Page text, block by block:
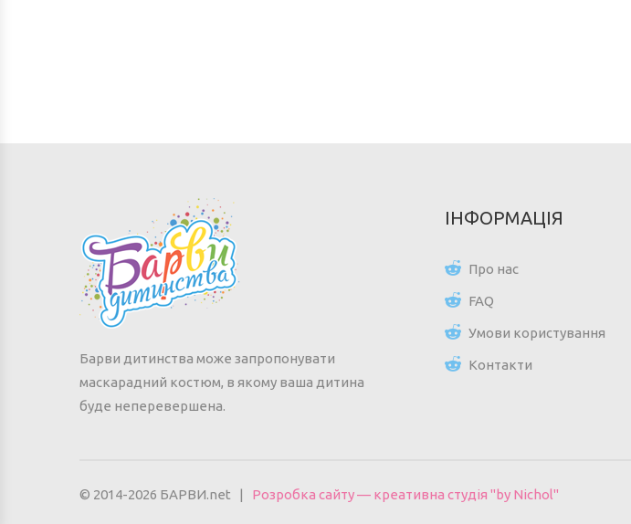
Барви дитинства може запропонувати
маскарадний костюм, в якому ваша дитина
буде неперевершена.
ІНФОРМАЦІЯ
Про нас
FAQ
Умови користування
Контакти
© 2014-2026 БАРВИ.net | Розробка сайту — креативна студія "by Nichol"